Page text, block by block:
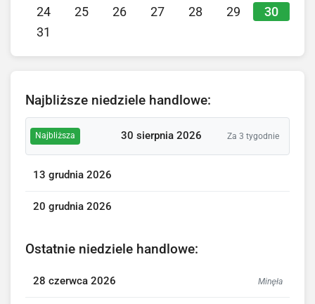
24
25 26 27 28 29 30
31
Najbliższe niedziele handlowe:
Najbliższa 30 sierpnia 2026 Za 3 tygodnie
13 grudnia 2026
20 grudnia 2026
Ostatnie niedziele handlowe:
28 czerwca 2026 Minęła